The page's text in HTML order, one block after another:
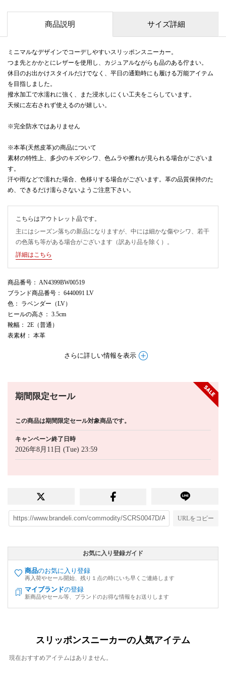
商品説明 サイズ詳細
ミニマルなデザインでコーデしやすいスリッポンスニーカー。
つま先とかかとにレザーを使用し、カジュアルながらも品のある佇まい。
休日のお出かけスタイルだけでなく、平日の通勤時にも履ける万能アイテム
を目指しました。
撥水加工で水濡れに強く、また浸水しにくい工夫をこらしています。
天候に左右されず使えるのが嬉しい。
※完全防水ではありません
※本革(天然皮革)の商品について
素材の特性上、多少のキズやシワ、色ムラや擦れが見られる場合がございま
す。
汗や雨などで濡れた場合、色移りする場合がございます。革の品質保持のた
め、できるだけ濡らさないようご注意下さい。
こちらはアウトレット品です。
主にはシーズン落ちの新品になりますが、中には細かな傷やシワ、若干
の色落ち等がある場合がございます（訳あり品を除く）。
詳細はこちら
商品番号 ： AN4399BW00519
ブランド商品番号 ： 6440091 LV
色 ： ラベンダー（LV）
ヒールの高さ ： 3.5cm
靴幅 ： 2E（普通）
表素材 ： 本革
さらに詳しい情報を表示
期間限定セール
この商品は期間限定セール対象商品です。
キャンペーン終了日時
2026年8月11日 (Tue) 23:59
URLをコピー
お気に入り登録ガイド
商品のお気に入り登録
再入荷やセール開始、残り１点の時にいち早くご連絡します
マイブランドの登録
新商品やセール等、ブランドのお得な情報をお送りします
スリッポンスニーカーの人気アイテム
現在おすすめアイテムはありません。